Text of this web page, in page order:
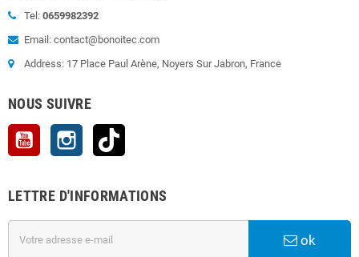
Tel: 0659982392
Email: contact@bonoitec.com
Address: 17 Place Paul Arène, Noyers Sur Jabron, France
NOUS SUIVRE
YouTube Instagram
LETTRE D'INFORMATIONS
ok